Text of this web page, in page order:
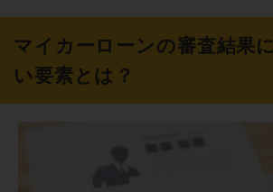
マイカーローンの審査結果
い要素とは？